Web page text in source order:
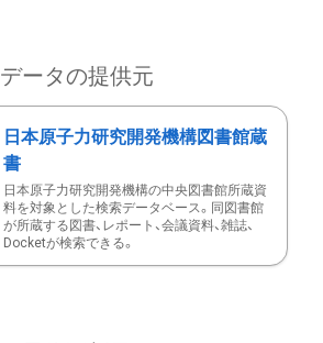
データの提供元
日本原子力研究開発機構図書館蔵
書
日本原子力研究開発機構の中央図書館所蔵資
料を対象とした検索データベース。同図書館
が所蔵する図書、レポート、会議資料、雑誌、
Docketが検索できる。